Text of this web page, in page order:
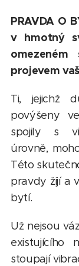
PRAVDA O
v hmotný
projevem
Ti, jejichž
povýšeny
spojily s
úrovně,
Této
pravdy žijí a
bytí.
Už nejsou
existujícího
stoupají